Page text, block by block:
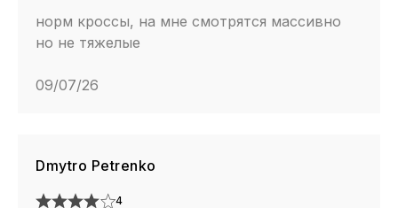
норм кроссы, на мне смотрятся массивно
но не тяжелые
09/07/26
Dmytro Petrenko
4